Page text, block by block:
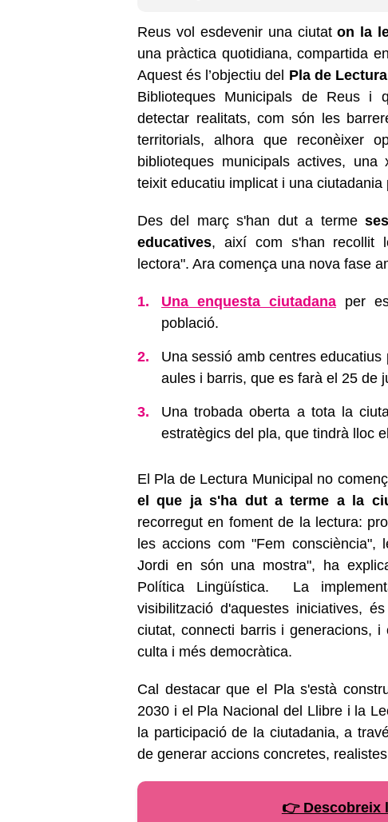
Reus vol esdevenir una ciutaton la
una pràctica quotidiana, compartida
Aquest és l’objectiu del Pla de
Biblioteques Municipals de Reus i
detectar realitats, com són les
territorials, alhora que reconèixer
biblioteques municipals actives, una
teixit educatiu implicat i una ciutadania
Des del març s'han dut a terme
educatives, així com s'han recollit
lectora". Ara comença una nova fase
Una enquesta ciutadanaper
població.
Una sessió amb centres
aules i barris, que es farà el 25 de
Una trobada oberta a tota la
estratègics del pla, que tindrà lloc
El Pla de Lectura Municipal no
el que ja s'ha dut a terme a la
recorregut en foment de la lectura:
les accions com "Fem
Jordi en són una mostra", ha
Política Lingüística. La
visibilització d'aquestes iniciatives,
ciutat, connecti barris i generacions,
culta i més democràtica.
Cal destacar que el Pla s'està
2030 i el Pla Nacional del Llibre i la
la participació de la ciutadania, a
de generar accions concretes,
👉 Descobreix